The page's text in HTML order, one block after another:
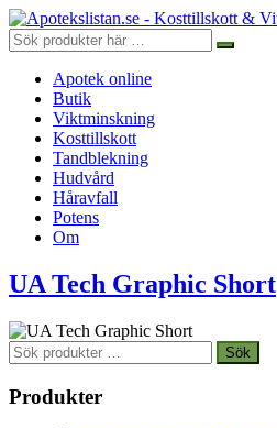
Apotek online
Butik
Viktminskning
Kosttillskott
Tandblekning
Hudvård
Håravfall
Potens
Om
UA Tech Graphic Short
Sök
efter:
Sök
Produkter